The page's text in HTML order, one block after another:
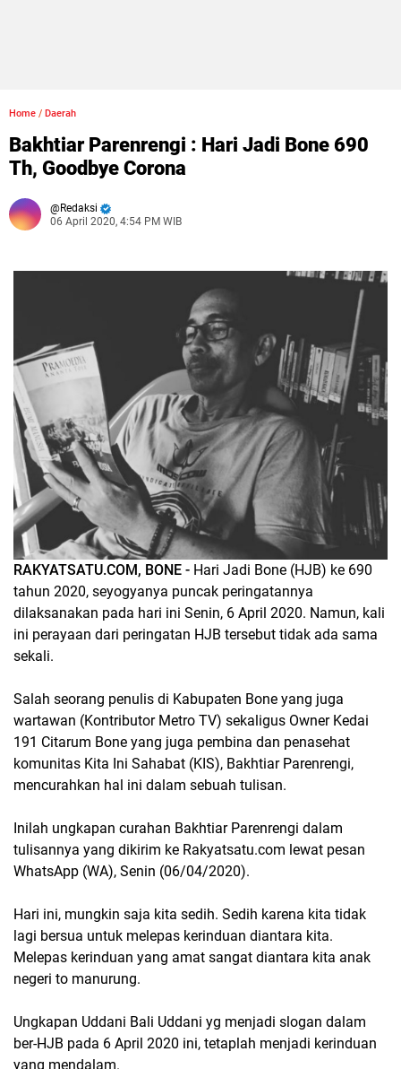
Home / Daerah
Bakhtiar Parenrengi : Hari Jadi Bone 690
Th, Goodbye Corona
Redaksi
06 April 2020, 4:54 PM WIB
RAKYATSATU.COM, BONE - Hari Jadi Bone (HJB) ke 690
tahun 2020, seyogyanya puncak peringatannya
dilaksanakan pada hari ini Senin, 6 April 2020. Namun, kali
ini perayaan dari peringatan HJB tersebut tidak ada sama
sekali.
Salah seorang penulis di Kabupaten Bone yang juga
wartawan (Kontributor Metro TV) sekaligus Owner Kedai
191 Citarum Bone yang juga pembina dan penasehat
komunitas Kita Ini Sahabat (KIS), Bakhtiar Parenrengi,
mencurahkan hal ini dalam sebuah tulisan.
Inilah ungkapan curahan Bakhtiar Parenrengi dalam
tulisannya yang dikirim ke Rakyatsatu.com lewat pesan
WhatsApp (WA), Senin (06/04/2020).
Hari ini, mungkin saja kita sedih. Sedih karena kita tidak
lagi bersua untuk melepas kerinduan diantara kita.
Melepas kerinduan yang amat sangat diantara kita anak
negeri to manurung.
Ungkapan Uddani Bali Uddani yg menjadi slogan dalam
ber-HJB pada 6 April 2020 ini, tetaplah menjadi kerinduan
yang mendalam.